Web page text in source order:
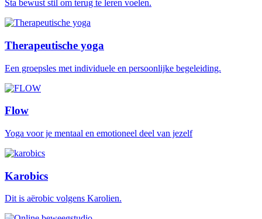
Sta bewust stil om terug te leren voelen.
Therapeutische yoga
Een groepsles met individuele en persoonlijke begeleiding.
Flow
Yoga voor je mentaal en emotioneel deel van jezelf
Karobics
Dit is aërobic volgens Karolien.